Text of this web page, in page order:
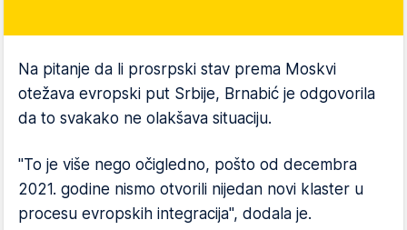
Na pitanje da li prosrpski stav prema Moskvi
otežava evropski put Srbije, Brnabić je odgovorila
da to svakako ne olakšava situaciju.
"To je više nego očigledno, pošto od decembra
2021. godine nismo otvorili nijedan novi klaster u
procesu evropskih integracija", dodala je.